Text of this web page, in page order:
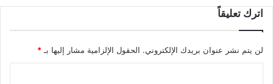
اترك تعليقاً
لن يتم نشر عنوان بريدك الإلكتروني. الحقول الإلزامية مشار إليها بـ*